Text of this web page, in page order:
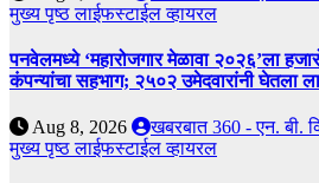
मुख्य पृष्ठलाईफस्टाईलव्हायरल
पनवेलमध्ये ‘महारोजगार मेळावा २०२६’ला
कंपन्यांचा सहभाग; २५०२ उमेदवारांनी घेतला
Aug 8, 2026
खबरबात 360 - एन. बी.
मुख्य पृष्ठलाईफस्टाईलव्हायरल